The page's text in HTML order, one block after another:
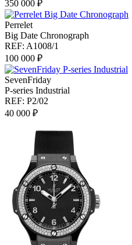
350 000 ₽
Perrelet
Big Date Chronograph
REF: A1008/1
100 000 ₽
SevenFriday
P-series Industrial
REF: P2/02
40 000 ₽